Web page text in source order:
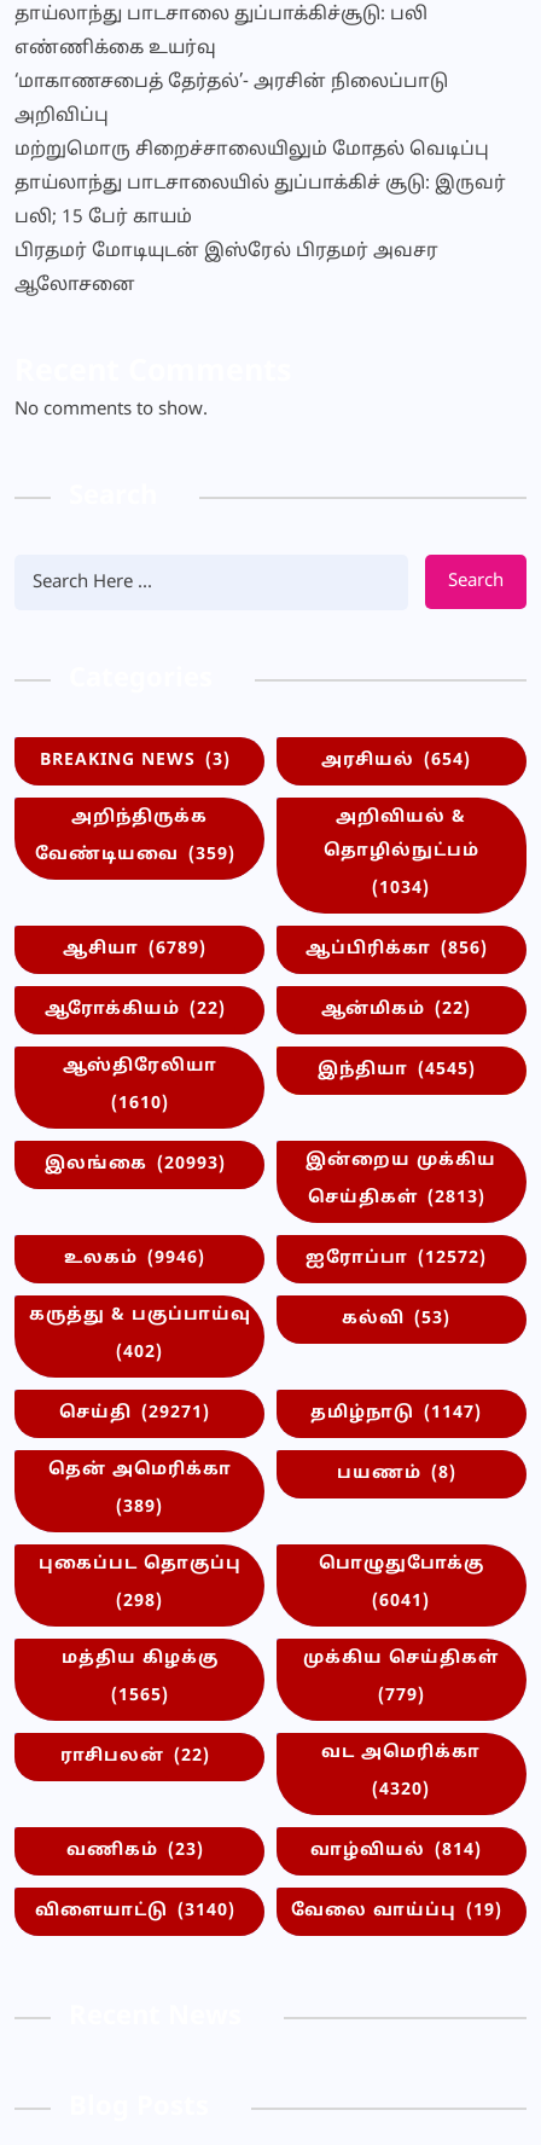
தாய்லாந்து பாடசாலை துப்பாக்கிச்சூடு: பலி
எண்ணிக்கை உயர்வு
‘மாகாணசபைத் தேர்தல்’- அரசின் நிலைப்பாடு
அறிவிப்பு
மற்றுமொரு சிறைச்சாலையிலும் மோதல் வெடிப்பு
தாய்லாந்து பாடசாலையில் துப்பாக்கிச் சூடு: இருவர்
பலி; 15 பேர் காயம்
பிரதமர் மோடியுடன் இஸ்ரேல் பிரதமர் அவசர
ஆலோசனை
No comments to show.
Search
BREAKING NEWS (3) அரசியல் (654)
அறிந்திருக்க
வேண்டியவை (359)
அறிவியல் &
தொழில்நுட்பம்
(1034)
ஆசியா (6789) ஆப்பிரிக்கா (856)
ஆரோக்கியம் (22) ஆன்மிகம் (22)
ஆஸ்திரேலியா
(1610)
இந்தியா (4545)
இலங்கை (20993)
இன்றைய முக்கிய
செய்திகள் (2813)
உலகம் (9946) ஐரோப்பா (12572)
கருத்து & பகுப்பாய்வு
(402)
கல்வி (53)
செய்தி (29271) தமிழ்நாடு (1147)
தென் அமெரிக்கா
(389)
பயணம் (8)
புகைப்பட தொகுப்பு
(298)
பொழுதுபோக்கு
(6041)
மத்திய கிழக்கு
(1565)
முக்கிய செய்திகள்
(779)
ராசிபலன் (22)
வட அமெரிக்கா
(4320)
வணிகம் (23) வாழ்வியல் (814)
விளையாட்டு (3140) வேலை வாய்ப்பு (19)